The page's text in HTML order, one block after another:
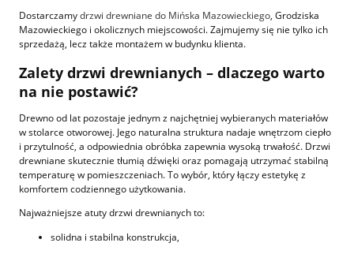
Dostarczamydrzwi drewniane do Mińska Mazowieckiego, Grodziska
Mazowieckiego i okolicznych miejscowości. Zajmujemy się nie tylko ich
sprzedażą, lecz także montażem w budynku klienta.
Zalety drzwi drewnianych – dlaczego warto
na nie postawić?
Drewno od lat pozostaje jednym z najchętniej wybieranych materiałów
w stolarce otworowej. Jego naturalna struktura nadaje wnętrzom ciepło
i przytulność, a odpowiednia obróbka zapewnia wysoką trwałość. Drzwi
drewniane skutecznie tłumią dźwięki oraz pomagają utrzymać stabilną
temperaturę w pomieszczeniach. To wybór, który łączy estetykę z
komfortem codziennego użytkowania.
Najważniejsze atuty drzwi drewnianych to:
solidna i stabilna konstrukcja,